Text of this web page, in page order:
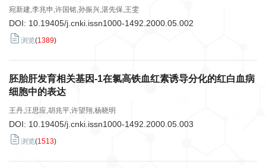
宛新建,李兆申,许国铭,孙振兴,湛先保,王雯
DOI: 10.19405/j.cnki.issn1000-1492.2000.05.002
浏览(1389)
胚胎肝发育相关基因-1在氯高铁血红素诱导分化的红白血病
细胞中的表达
王丹,汪思应,胡兆平,许望翔,杨晓明
DOI: 10.19405/j.cnki.issn1000-1492.2000.05.003
浏览(1513)